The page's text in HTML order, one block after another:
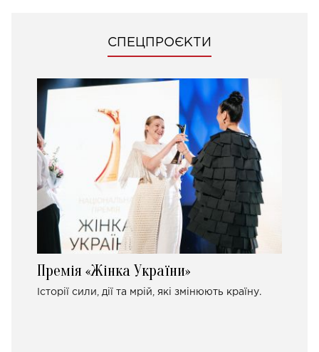
СПЕЦПРОЄКТИ
Премія «Жінка України»
Історії сили, дії та мрій, які змінюють країну.